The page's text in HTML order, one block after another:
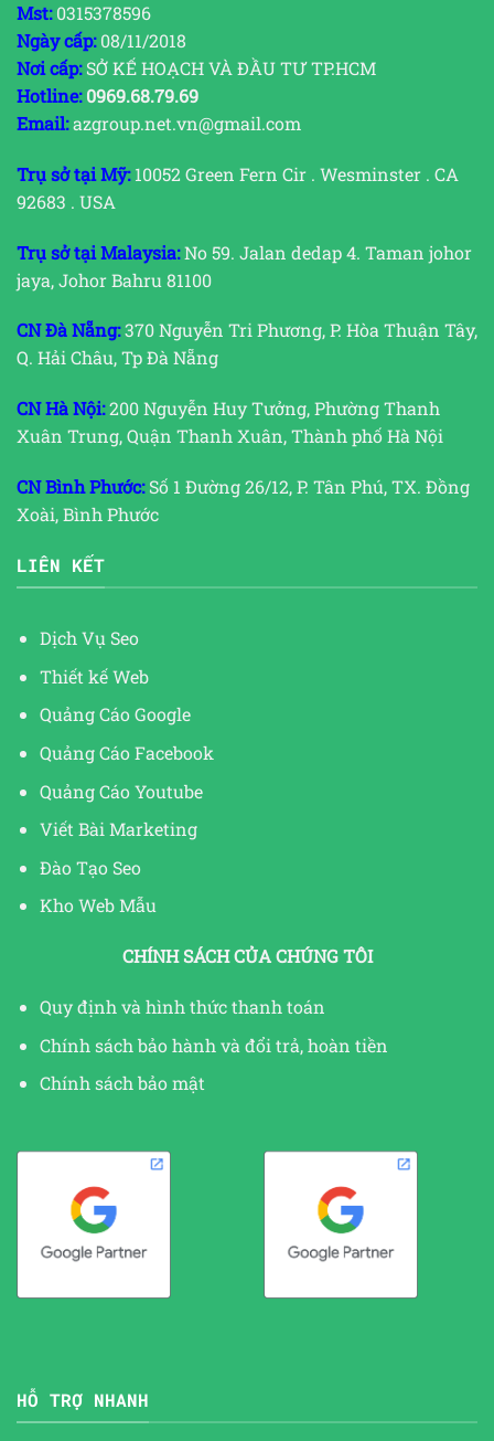
Mst:0315378596
Ngày cấp:08/11/2018
Nơi cấp:SỞ KẾ HOẠCH VÀ ĐẦU TƯ TP.HCM
Hotline: 0969.68.79.69
Email:azgroup.net.vn@gmail.com
Trụ sở tại Mỹ:10052 Green Fern Cir . Wesminster . CA
92683 . USA
Trụ sở tại Malaysia:No 59. Jalan dedap 4. Taman johor
jaya, Johor Bahru 81100
CN Đà Nẵng:370 Nguyễn Tri Phương, P. Hòa Thuận Tây,
Q. Hải Châu, Tp Đà Nẵng
CN Hà Nội:200 Nguyễn Huy Tưởng, Phường Thanh
Xuân Trung, Quận Thanh Xuân, Thành phố Hà Nội
CN Bình Phước:Số 1 Đường 26/12, P. Tân Phú, TX. Đồng
Xoài, Bình Phước
LIÊN KẾT
Dịch Vụ Seo
Thiết kế Web
Quảng Cáo Google
Quảng Cáo Facebook
Quảng Cáo Youtube
Viết Bài Marketing
Đào Tạo Seo
Kho Web Mẫu
CHÍNH SÁCH CỦA CHÚNG TÔI
Quy định và hình thức thanh toán
Chính sách bảo hành và đổi trả, hoàn tiền
Chính sách bảo mật
HỖ TRỢ NHANH